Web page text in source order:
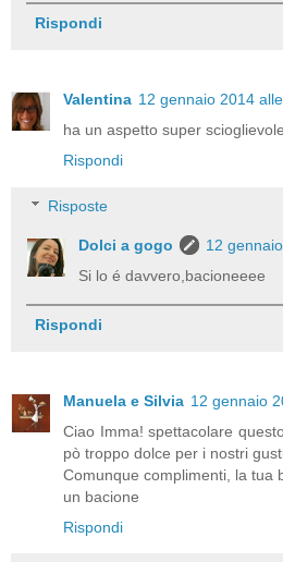
Rispondi
Valentina 12 gennaio 2014
ha un aspetto super
Rispondi
Risposte
Dolci a gogo
12
Si lo é davvero,bacioneeee
Rispondi
Manuela e Silvia 12 gennaio
Ciao Imma! spettacolare
pò troppo dolce per i nostri
Comunque complimenti, la tua
un bacione
Rispondi